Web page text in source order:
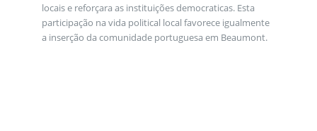
locais e reforçara as instituições democraticas. Esta
participação na vida political local favorece igualmente
a inserção da comunidade portuguesa em Beaumont.